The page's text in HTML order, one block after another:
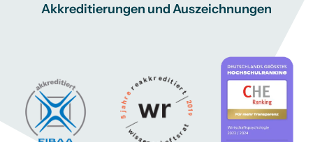
Akkreditierungen und Auszeichnungen